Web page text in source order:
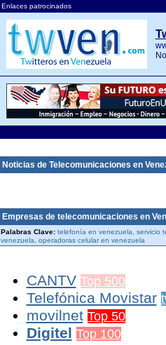
Enlaces patrocinados
Noticias de Telecomunicaciones en
Empresas de telecomunicaciones en
Palabras Clave: telefonía en venezuela, servicio
venezuela, operadoras celular en venezuela
CANTV Top 500
Telefónica Movistar
movilnet Top 50
Digitel Top 100